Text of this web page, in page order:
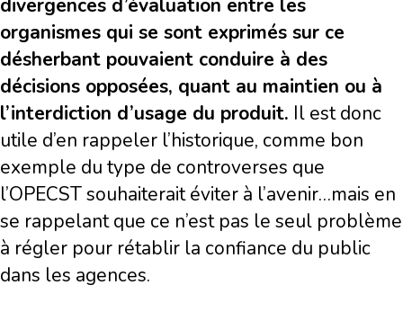
divergences d’évaluation entre les
organismes qui se sont exprimés sur ce
désherbant pouvaient conduire à des
décisions opposées, quant au maintien ou à
l’interdiction d’usage du produit. Il est donc
utile d’en rappeler l’historique, comme bon
exemple du type de controverses que
l’OPECST souhaiterait éviter à l’avenir…mais en
se rappelant que ce n’est pas le seul problème
à régler pour rétablir la confiance du public
dans les agences.